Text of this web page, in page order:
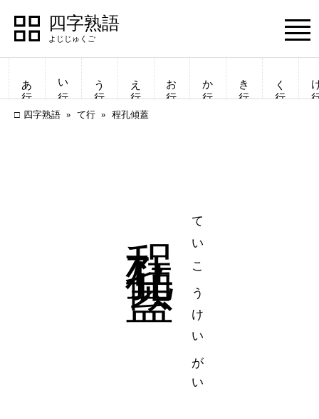
四字熟語
四字熟語
一覧表示
Menu
あ行 い行 う行 え行 お行 か行 き行 く行
四字熟語 て行 程孔傾蓋
ていこうけいがい
四字熟語
一覧表示